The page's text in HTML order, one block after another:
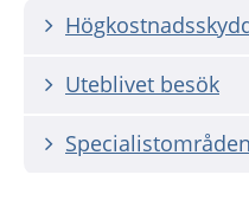
Uteblivet besök